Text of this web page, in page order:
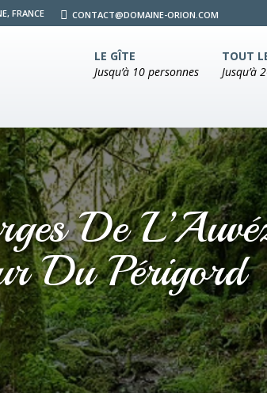
FRANCE CONTACT@DOMAINE-ORION.COM
LE GÎTE
Jusqu’à 10 personnes
TOUT
Jusqu’à
De
Du Périgord